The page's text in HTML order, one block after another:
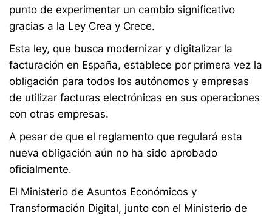
punto de experimentar un cambio significativo
gracias a la Ley Crea y Crece.
Esta ley, que busca modernizar y digitalizar la
facturación en España, establece por primera vez la
obligación para todos los autónomos y empresas
de utilizar facturas electrónicas en sus operaciones
con otras empresas.
A pesar de que el reglamento que regulará esta
nueva obligación aún no ha sido aprobado
oficialmente.
El Ministerio de Asuntos Económicos y
Transformación Digital, junto con el Ministerio de